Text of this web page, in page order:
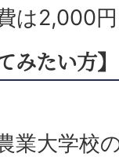
は2,000
みたい方】
業大学校